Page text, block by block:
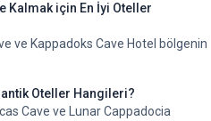
Kalmak için En İyi Oteller
ve Kappadoks Cave Hotel bölgenin
Oteller Hangileri?
Cave ve Lunar Cappadocia